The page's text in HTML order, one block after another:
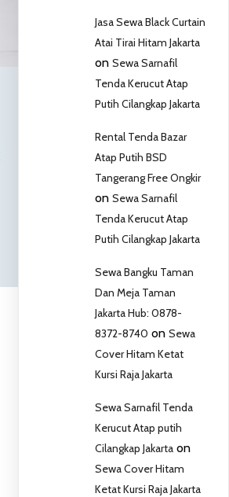
Jasa Sewa Black Curtain
Atai Tirai Hitam Jakarta
onSewa Sarnafil
Tenda Kerucut Atap
Putih Cilangkap Jakarta
Rental Tenda Bazar
Atap Putih BSD
Tangerang Free Ongkir
onSewa Sarnafil
Tenda Kerucut Atap
Putih Cilangkap Jakarta
Sewa Bangku Taman
Dan Meja Taman
Jakarta Hub: 0878-
8372-8740 onSewa
Cover Hitam Ketat
Kursi Raja Jakarta
Sewa Sarnafil Tenda
Kerucut Atap putih
Cilangkap Jakarta on
Sewa Cover Hitam
Ketat Kursi Raja Jakarta